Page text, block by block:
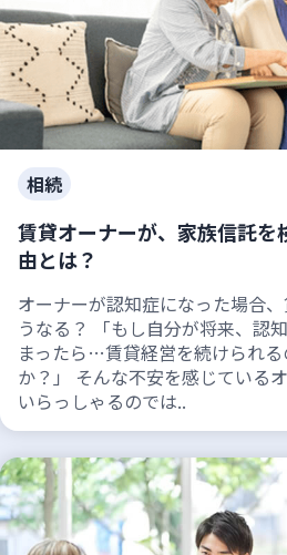
相続
賃貸オーナーが、家族信託を
由とは？
オーナーが認知症になった場合
うなる？ 「もし自分が将来、認
まったら…賃貸経営を続けられる
か？」 そんな不安を感じているオ
いらっしゃるのでは..